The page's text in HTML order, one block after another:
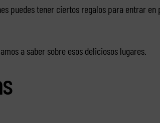
puedes tener ciertos regalos para entrar
a saber sobre esos deliciosos lugares.